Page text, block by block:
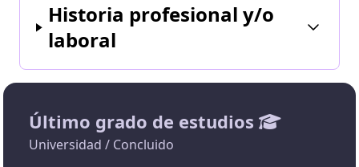
Historia profesional y/o
laboral
Último grado de estudios
Universidad / Concluido